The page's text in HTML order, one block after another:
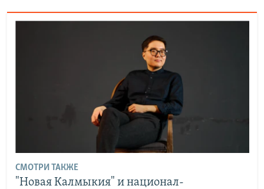
СМОТРИ ТАКЖЕ
"Новая Калмыкия" и национал-